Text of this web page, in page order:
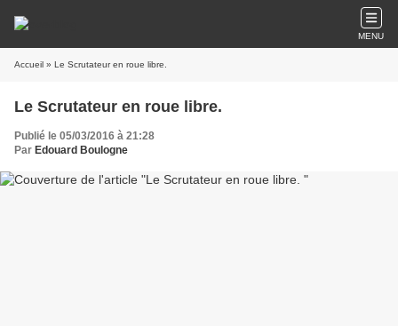
MENU
Accueil » Le Scrutateur en roue libre.
Le Scrutateur en roue libre.
Publié le 05/03/2016 à 21:28
Par Edouard Boulogne